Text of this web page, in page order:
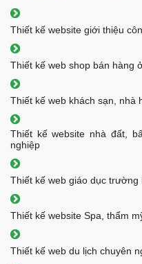
Thiết kế website giới thiệu
Thiết kế web shop bán hàng
Thiết kế web khách sạn, nhà
Thiết kế website nhà đất,
nghiệp
Thiết kế web giáo dục
Thiết kế website Spa, thẩm
Thiết kế web du lịch chuyên